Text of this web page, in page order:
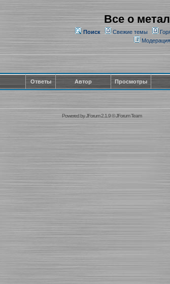
Все о
Поиск Свежие темы
Модерация
Ответы Автор Просмотры
Powered byJForum 2.1.9©JForum Team